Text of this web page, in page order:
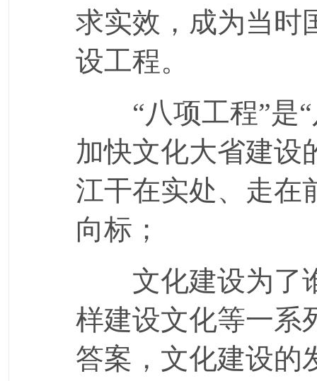
求实效，成为当时
设工程。
“八项工程”是“
加快文化大省建设
江干在实处、走在
向标；
文化建设为了谁
样建设文化等一系
答案，文化建设的